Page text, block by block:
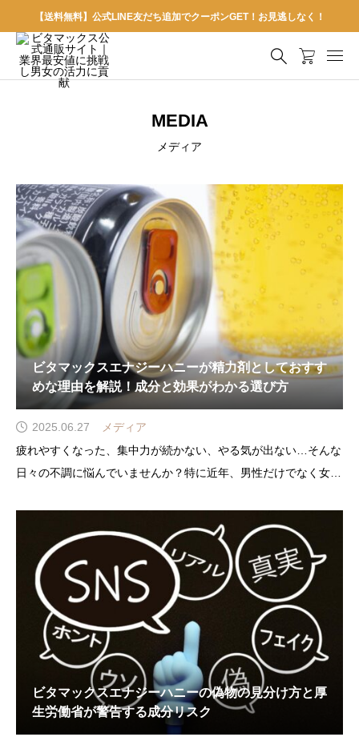
【送料無料】公式LINE友だち追加でクーポンGET！お見逃しなく！
MEDIA
メディア
ビタマックスエナジーハニーが精力剤としておすす
めな理由を解説！成分と効果がわかる選び方
2025.06.27
メディア
疲れやすくなった、集中力が続かない、やる気が出ない…そんな
日々の不調に悩んでいませんか？特に近年、男性だけでなく女性
「サプリメント成分配合」の製品に対する注目が高まっており、
ビタマックスエナジーハニーの偽物の見分け方と厚
生労働省が警告する成分リスク